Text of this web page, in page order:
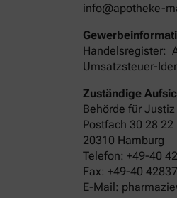
info@apotheke-
Handelsregister:
Umsatzsteuer-
Zuständige
Behörde für
Postfach 30 28 22
20310 Hamburg
Telefon: +49-40
Fax: +49-40
E-Mail: